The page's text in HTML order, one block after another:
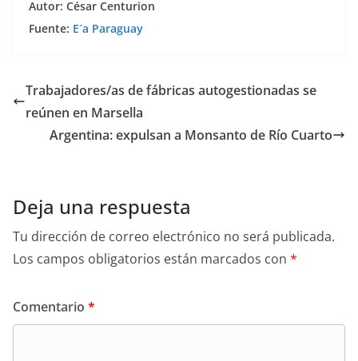
Autor: César Centurion
Fuente: E´a Paraguay
Trabajadores/as de fábricas autogestionadas se
reúnen en Marsella
Argentina: expulsan a Monsanto de Río Cuarto
Deja una respuesta
Tu dirección de correo electrónico no será publicada.
Los campos obligatorios están marcados con *
Comentario *